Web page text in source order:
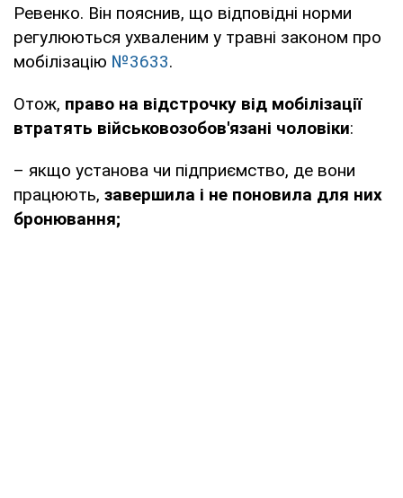
Ревенко. Він пояснив, що відповідні норми
регулюються ухваленим у травні законом про
мобілізацію №3633.
Отож, право на відстрочку від мобілізації
втратять військовозобов'язані чоловіки:
– якщо установа чи підприємство, де вони
працюють, завершила і не поновила для них
бронювання;